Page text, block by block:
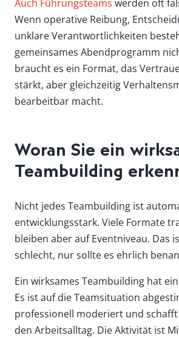
Auch Führungsteams werden oft
Wenn operative Reibung,
unklare Verantwortlichkeiten
gemeinsames Abendprogramm
braucht es ein Format, das
stärkt, aber gleichzeitig
bearbeitbar macht.
Woran Sie ein
Teambuilding
Nicht jedes Teambuilding ist
entwicklungsstark. Viele Formate
bleiben aber auf Eventniveau. Das
schlecht, nur sollte es ehrlich
Ein wirksames Teambuilding hat
Es ist auf die Teamsituation
professionell moderiert und schafft
den Arbeitsalltag. Die Aktivität ist